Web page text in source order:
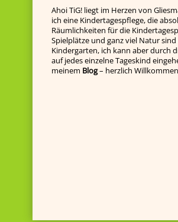
Ahoi TiG! liegt im Herzen von
ich eine Kindertagespflege, die
Räumlichkeiten für die
Spielplätze und ganz viel Natur
Kindergarten, ich kann aber durch
auf jedes einzelne Tageskind
meinem Blog– herzlich